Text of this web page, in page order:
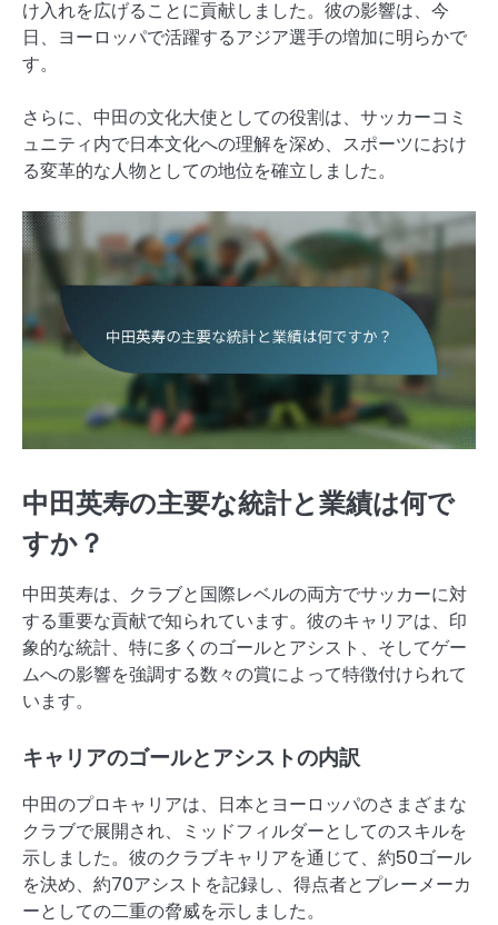
け入れを広げることに貢献しました。彼の影響は、今
日、ヨーロッパで活躍するアジア選手の増加に明らかで
す。
さらに、中田の文化大使としての役割は、サッカーコミ
ュニティ内で日本文化への理解を深め、スポーツにおけ
る変革的な人物としての地位を確立しました。
中田英寿の主要な統計と業績は何で
すか？
中田英寿は、クラブと国際レベルの両方でサッカーに対
する重要な貢献で知られています。彼のキャリアは、印
象的な統計、特に多くのゴールとアシスト、そしてゲー
ムへの影響を強調する数々の賞によって特徴付けられて
います。
キャリアのゴールとアシストの内訳
中田のプロキャリアは、日本とヨーロッパのさまざまな
クラブで展開され、ミッドフィルダーとしてのスキルを
示しました。彼のクラブキャリアを通じて、約50ゴール
を決め、約70アシストを記録し、得点者とプレーメーカ
ーとしての二重の脅威を示しました。